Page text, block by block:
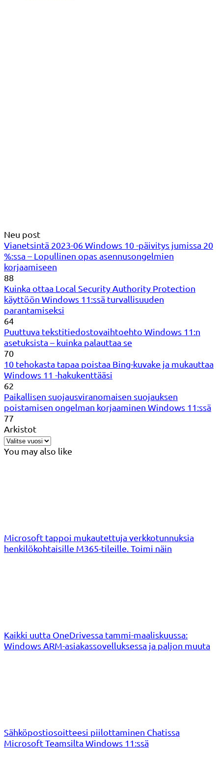
Neu post
Vianetsintä 2023-06 Windows 10 -päivitys jumissa 20
%:ssa – Lopullinen opas asennusongelmien
korjaamiseen
88
Kuinka ottaa Local Security Authority Protection
käyttöön Windows 11:ssä turvallisuuden
parantamiseksi
64
Puuttuva tekstitiedostovaihtoehto Windows 11:n
asetuksista – kuinka palauttaa se
70
10 tehokasta tapaa poistaa Bing-kuvake ja mukauttaa
Windows 11 -hakukenttääsi
62
Paikallisen suojausviranomaisen suojauksen
poistamisen ongelman korjaaminen Windows 11:ssä
77
Arkistot
You may also like
Microsoft tappoi mukautettuja verkkotunnuksia
henkilökohtaisille M365-tileille. Toimi näin
Kaikki uutta OneDrivessa tammi-maaliskuussa:
Windows ARM-asiakassovelluksessa ja paljon muuta
Sähköpostiosoitteesi piilottaminen Chatissa
Microsoft Teamsilta Windows 11:ssä